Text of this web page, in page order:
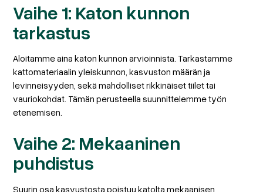
Vaihe 1: Katon kunnon
tarkastus
Aloitamme aina katon kunnon arvioinnista. Tarkastamme
kattomateriaalin yleiskunnon, kasvuston määrän ja
levinneisyyden, sekä mahdolliset rikkinäiset tiilet tai
vauriokohdat. Tämän perusteella suunnittelemme työn
etenemisen.
Vaihe 2: Mekaaninen
puhdistus
Suurin osa kasvustosta poistuu katolta mekaanisen